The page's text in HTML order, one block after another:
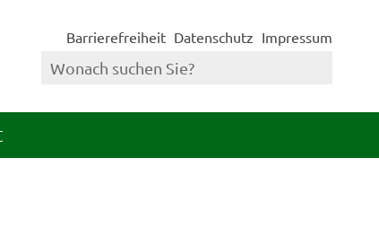
Barrierefreiheit Datenschutz Impressum